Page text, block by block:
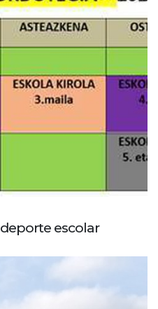
escolar